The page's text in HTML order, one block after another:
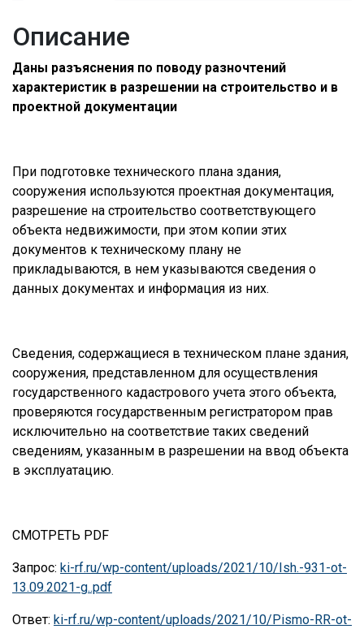
Описание
Даны разъяснения по поводу разночтений
характеристик в разрешении на строительство и в
проектной документации
При подготовке технического плана здания,
сооружения используются проектная документация,
разрешение на строительство соответствующего
объекта недвижимости, при этом копии этих
документов к техническому плану не
прикладываются, в нем указываются сведения о
данных документах и информация из них.
Сведения, содержащиеся в техническом плане здания,
сооружения, представленном для осуществления
государственного кадастрового учета этого объекта,
проверяются государственным регистратором прав
исключительно на соответствие таких сведений
сведениям, указанным в разрешении на ввод объекта
в эксплуатацию.
СМОТРЕТЬ PDF
Запрос: ki-rf.ru/wp-content/uploads/2021/10/Ish.-931-ot-
13.09.2021-g..pdf
Ответ: ki-rf.ru/wp-content/uploads/2021/10/Pismo-RR-ot-